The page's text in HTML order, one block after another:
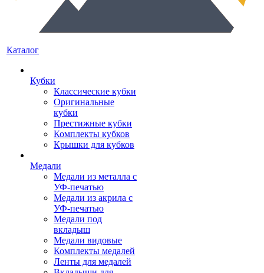
Каталог
Кубки
Классические кубки
Оригинальные
кубки
Престижные кубки
Комплекты кубков
Крышки для кубков
Медали
Медали из металла с
УФ-печатью
Медали из акрила с
УФ-печатью
Медали под
вкладыш
Медали видовые
Комплекты медалей
Ленты для медалей